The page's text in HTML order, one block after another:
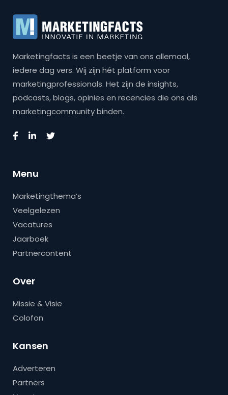
Marketingfacts is een beetje van ons allemaal,
iedere dag vers. Wij zijn hét platform voor
marketingprofessionals. Het zijn de insights,
podcasts, blogs, opinies en recencies die ons als
marketingcommunity binden.
Menu
Marketingthema’s
Veelgelezen
Vacatures
Jaarboek
Partnercontent
Over
Missie & Visie
Colofon
Kansen
Adverteren
Partners